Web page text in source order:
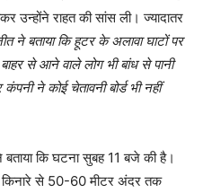
उन्होंने राहत की सांस ली। ज्यादातर
ने बताया कि हूटर के अलावा घाटों पर
से आने वाले लोग भी बांध से पानी
ने कोई चेतावनी बोर्ड भी नहीं
बताया कि घटना सुबह 11 बजे की है।
किनारे से 50-60 मीटर अंदर तक